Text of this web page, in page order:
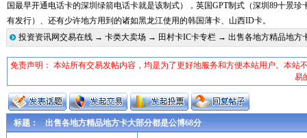
国最早开通电话卡的深圳绿箭电话卡就是该制式），英国GPT制式（深圳89十景
有发行）、还有少许地方用到的诸如黑龙江使用的韩国薄卡、山西ID卡。
投资资讯网交易在线→ 卡类大卖场→ 田村卡IC卡专栏→ 出售各地方精品地方
免责声明： 本站所有交易发帖内容，均是为了更好地服务和方便本站用户。本
易
标题： 出售各地方精品地方卡大部分都是公博68分